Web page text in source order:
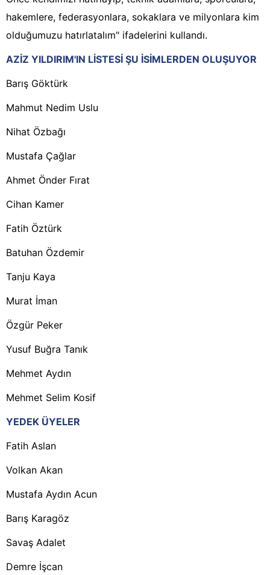
hakemlere, federasyonlara, sokaklara ve milyonlara kim
olduğumuzu hatırlatalım" ifadelerini kullandı.
AZİZ YILDIRIM'IN LİSTESİ ŞU İSİMLERDEN OLUŞUYOR
Barış Göktürk
Mahmut Nedim Uslu
Nihat Özbağı
Mustafa Çağlar
Ahmet Önder Fırat
Cihan Kamer
Fatih Öztürk
Batuhan Özdemir
Tanju Kaya
Murat İman
Özgür Peker
Yusuf Buğra Tanık
Mehmet Aydın
Mehmet Selim Kosif
YEDEK ÜYELER
Fatih Aslan
Volkan Akan
Mustafa Aydın Acun
Barış Karagöz
Savaş Adalet
Demre İşcan